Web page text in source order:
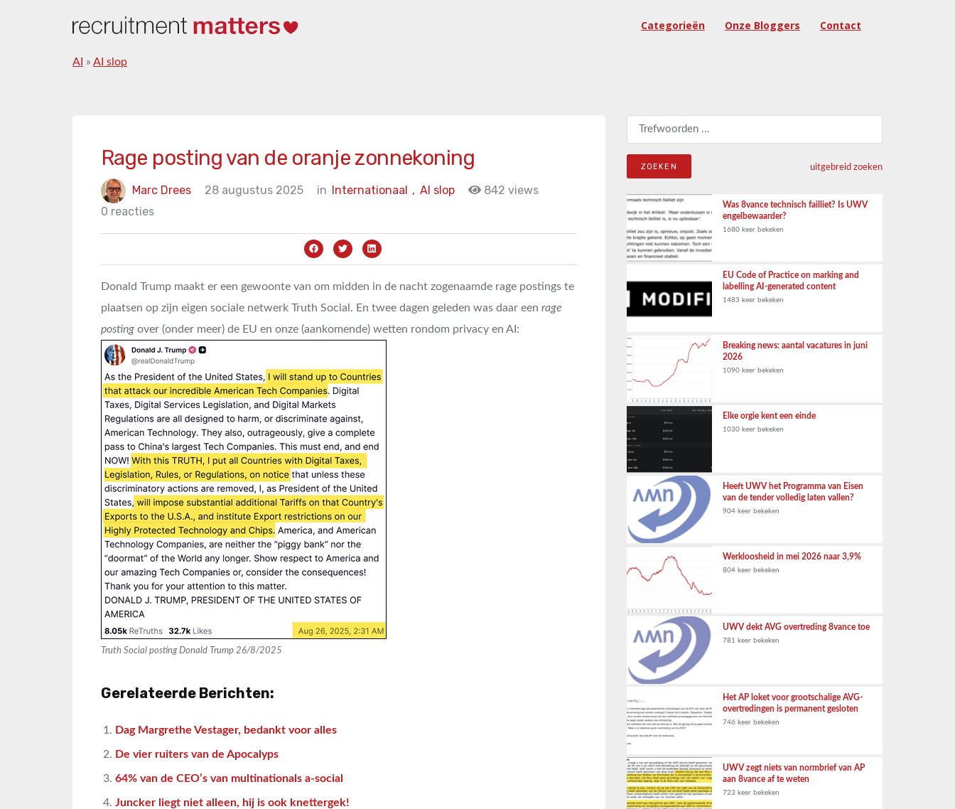
Categorieën Onze Bloggers Contact
AI » AI slop
Rage posting van de oranje zonnekoning
Marc Drees 28 augustus 2025 in AI slop
Internationaal ,
842 views
0 reacties
Donald Trump maakt er een gewoonte van om midden in de nacht zogenaamde rage postings te
plaatsen op zijn eigen sociale netwerk Truth Social. En twee dagen geleden was daar een rage
posting over (onder meer) de EU en onze (aankomende) wetten rondom privacy en AI:
Truth Social posting Donald Trump 26/8/2025
Gerelateerde Berichten:
Dag Margrethe Vestager, bedankt voor alles
De vier ruiters van de Apocalyps
64% van de CEO’s van multinationals a-social
Juncker liegt niet alleen, hij is ook knettergek!
Zoeken naar:
uitgebreid zoeken
Was 8vance technisch failliet? Is UWV
engelbewaarder?
1680 keer bekeken
EU Code of Practice on marking and
labelling AI-generated content
1483 keer bekeken
Breaking news: aantal vacatures in juni
2026
1090 keer bekeken
Elke orgie kent een einde
1030 keer bekeken
Heeft UWV het Programma van Eisen
van de tender volledig laten vallen?
904 keer bekeken
Werkloosheid in mei 2026 naar 3,9%
804 keer bekeken
UWV dekt AVG overtreding 8vance toe
781 keer bekeken
Het AP loket voor grootschalige AVG-
overtredingen is permanent gesloten
746 keer bekeken
UWV zegt niets van normbrief van AP
aan 8vance af te weten
723 keer bekeken